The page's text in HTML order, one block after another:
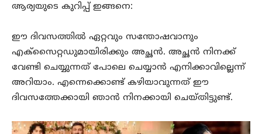
ആര്യയുടെ കുറിപ്പ് ഇങ്ങനെ:
ഈ ദിവസത്തിൽ ഏറ്റവും സന്തോഷവാനും
എക്സൈറ്റഡുമായിരിക്കും അച്ഛൻ. അച്ഛൻ നിനക്ക്
വേണ്ടി ചെയ്യുന്നത് പോലെ ചെയ്യാൻ എനിക്കാവില്ലെന്ന്
അറിയാം. എന്നെക്കൊണ്ട് കഴിയാവുന്നത് ഈ
ദിവസത്തേക്കായി ഞാൻ നിനക്കായി ചെയ്തിട്ടുണ്ട്.